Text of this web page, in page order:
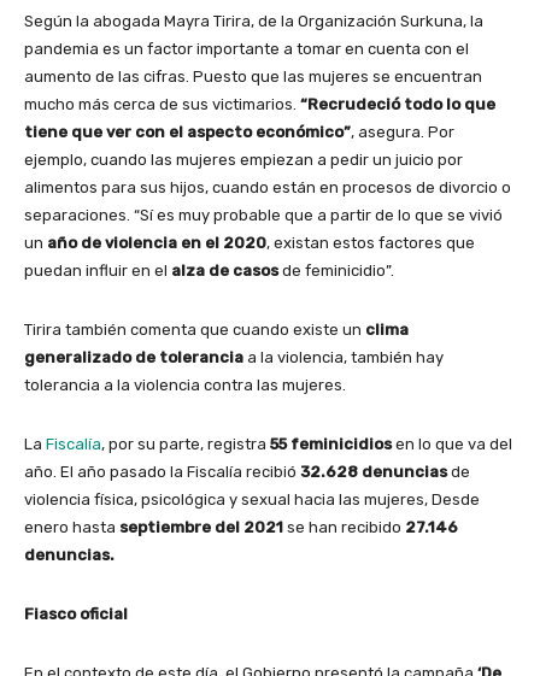
Según la abogada Mayra Tirira, de la Organización Surkuna, la
pandemia es un factor importante a tomar en cuenta con el
aumento de las cifras. Puesto que las mujeres se encuentran
mucho más cerca de sus victimarios. “Recrudeció todo lo que
tiene que ver con el aspecto económico”, asegura. Por
ejemplo, cuando las mujeres empiezan a pedir un juicio por
alimentos para sus hijos, cuando están en procesos de divorcio o
separaciones. “Sí es muy probable que a partir de lo que se vivió
un año de violencia en el 2020, existan estos factores que
puedan influir en el alza de casosde feminicidio”.
Tirira también comenta que cuando existe un clima
generalizado de tolerancia a la violencia, también hay
tolerancia a la violencia contra las mujeres.
La Fiscalía, por su parte, registra 55 feminicidiosen lo que va del
año. El año pasado la Fiscalía recibió 32.628 denunciasde
violencia física, psicológica y sexual hacia las mujeres, Desde
enero hasta septiembre del 2021 se han recibido 27.146
denuncias.
Fiasco oficial